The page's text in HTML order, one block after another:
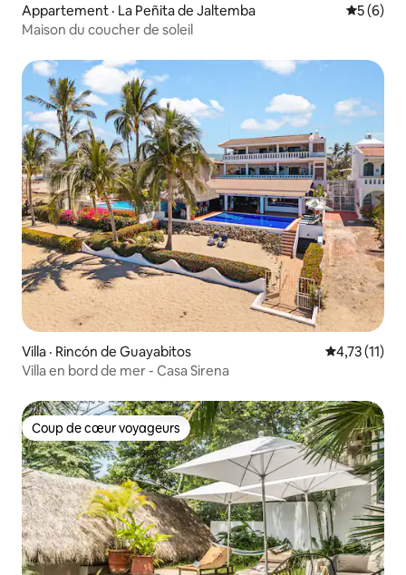
Appartement · La Peñita de Jaltemba Note
5 (6)
Maison du coucher de soleil
Villa · Rincón de Guayabitos Note
4,73 (11)
Villa en bord de mer - Casa Sirena
Coup de cœur voyageurs
Coup de cœur voyageurs